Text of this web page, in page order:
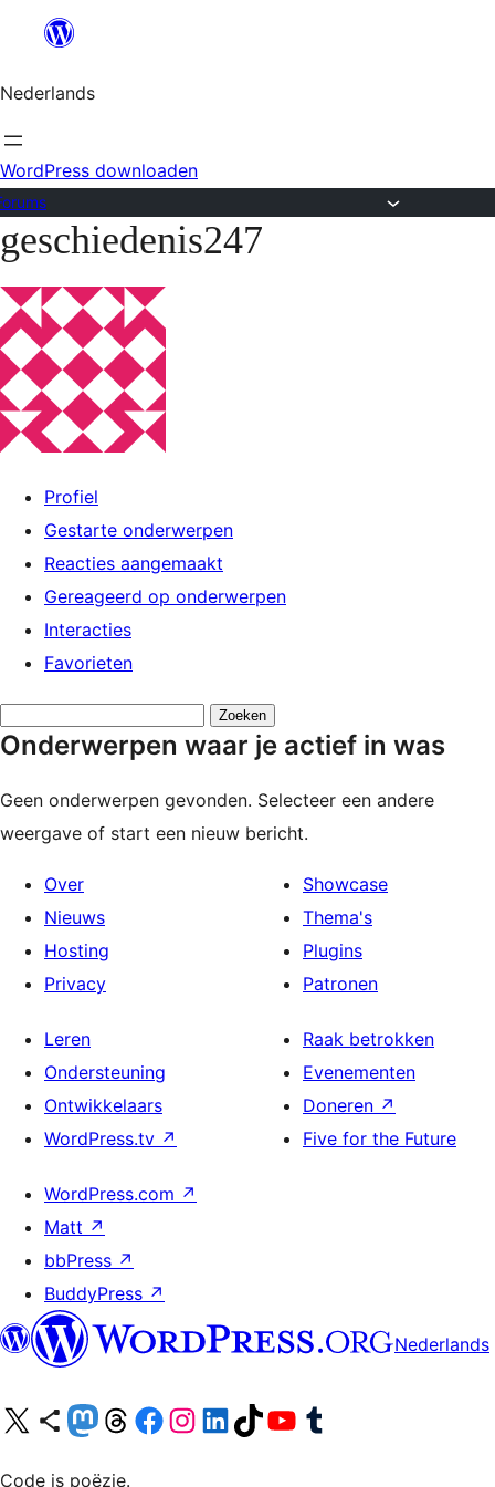
de
inhoud
Nederlands
WordPress downloaden
Ga
naar
de
inhoud
geschiedenis247
Profiel
Gestarte onderwerpen
Reacties aangemaakt
Gereageerd op onderwerpen
Interacties
Favorieten
zoeken:
Onderwerpen waar je actief in was
Geen onderwerpen gevonden. Selecteer een andere
weergave of start een nieuw bericht.
Over
Nieuws
Hosting
Privacy
Showcase
Thema's
Plugins
Patronen
Leren
Ondersteuning
Ontwikkelaars
WordPress.tv ↗
Raak betrokken
Evenementen
Doneren ↗
Five for the Future
WordPress.com ↗
Matt ↗
bbPress ↗
BuddyPress ↗
Nederlands
Bezoek ons X (voorheen Twitter) account
Bezoek ons Bluesky account
Bezoek ons Mastodon account
Bezoek ons Threads account
Onze Facebook pagina bezoeken
Bezoek ons Instagram account
Bezoek ons LinkedIn account
Bezoek ons TikTok account
Bezoek ons YouTube kanaalBezoek ons Tumblr account
Code is poëzie.